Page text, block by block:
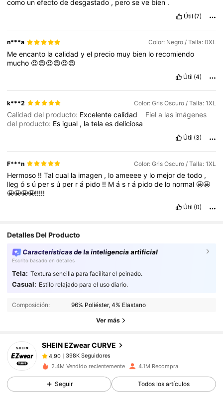
como unefectodedesgastado , peroseve bien .
Útil (7)
n***a Color: Negro / Talla: 0XL
Meencanto lacalidadyel precio muy bien lo recomiendo
mucho 😍😍😍😍😍😍
Útil (4)
k***2 Color: Gris Oscuro / Talla: 1XL
Calidad del producto: Excelentecalidad
Fiel a las imágenes
del producto: Es igual , latelaesdeliciosa
Útil (3)
F***n Color: Gris Oscuro / Talla: 1XL
Hermoso !!Talcual la imagen , loameeeey lo mejordetodo ,
llegós ú pers ú per rá pido !! Más rá pidode lo normal🤩🤩
🤩🤩🤩🤩!!!!!
Útil (0)
Detalles Del Producto
Características de la inteligencia artificial
Escrito basado en detalles
Tela: Textura sencilla para facilitar el peinado.
Casual: Estilo relajado para el uso diario.
Composición: 96% Poliéster, 4% Elastano
Ver más
SHEIN EZwear CURVE
4,90 398K Seguidores
4,90
398K Seguidores
5***0pagóHace 1 día
4,90 398K Seguidores
2.4M Vendido recientemente 4.1M Recompra
Seguir Todos los artículos